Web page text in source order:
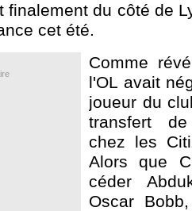
finalement du côté de
cet été.
Comme
l'OL avait
joueur du
transfert
chez les
Alors que
céder
Oscar